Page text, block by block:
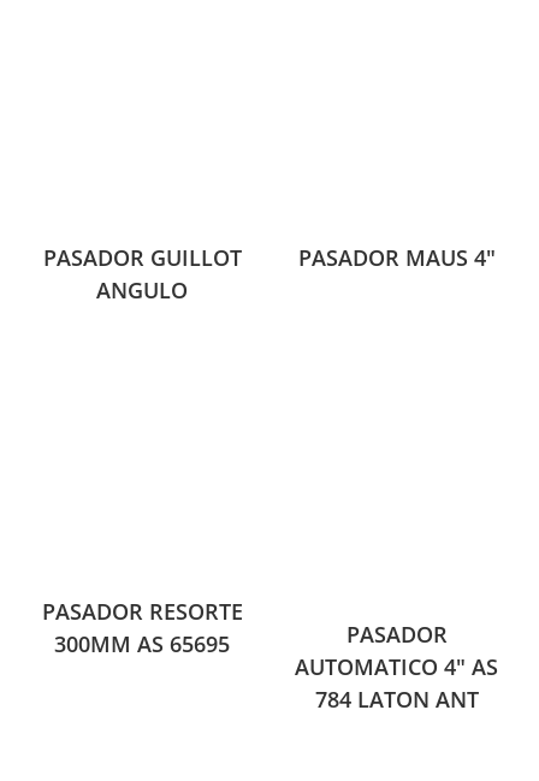
PASADOR GUILLOT
ANGULO
PASADOR MAUS 4″
PASADOR RESORTE
300MM AS 65695
PASADOR
AUTOMATICO 4″ AS
784 LATON ANT